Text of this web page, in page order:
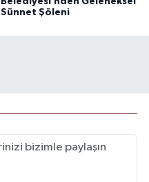
Sünnet Şöleni